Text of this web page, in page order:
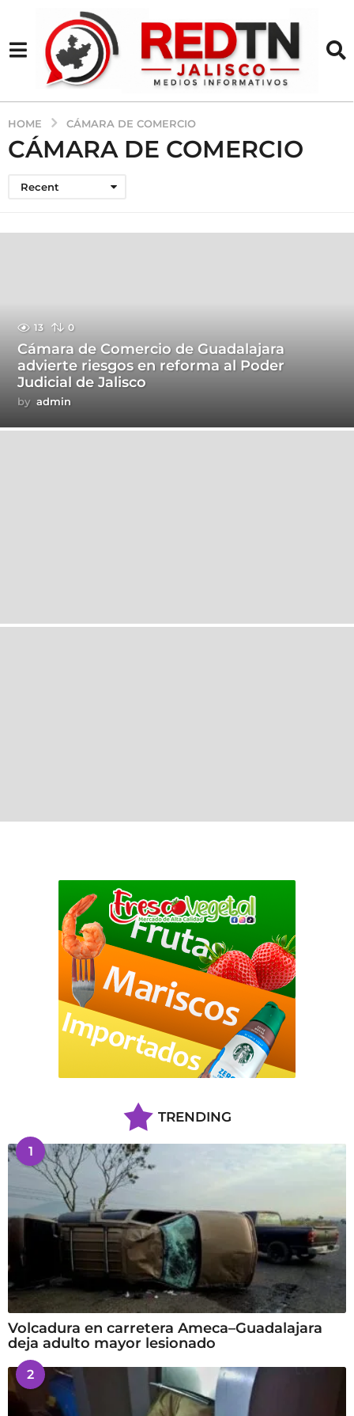
HOME CÁMARA DE COMERCIO
CÁMARA DE COMERCIO
Recent
13 0
Cámara de Comercio de Guadalajara
advierte riesgos en reforma al Poder
Judicial de Jalisco
by admin
TRENDING
1
Volcadura en carretera Ameca–Guadalajara
deja adulto mayor lesionado
2